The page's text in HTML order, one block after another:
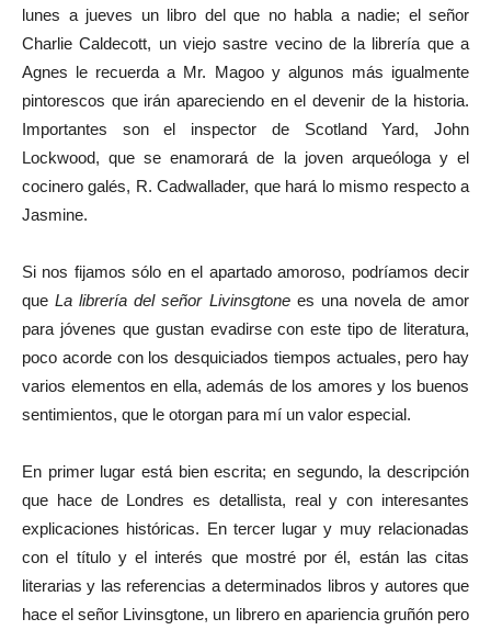
lunes a jueves un libro del que no habla a nadie; el señor
Charlie Caldecott, un viejo sastre vecino de la librería que a
Agnes le recuerda a Mr. Magoo y algunos más igualmente
pintorescos que irán apareciendo en el devenir de la historia.
Importantes son el inspector de Scotland Yard, John
Lockwood, que se enamorará de la joven arqueóloga y el
cocinero galés, R. Cadwallader, que hará lo mismo respecto a
Jasmine.
Si nos fijamos sólo en el apartado amoroso, podríamos decir
queLa librería del señor Livinsgtonees una novela de amor
para jóvenes que gustan evadirse con este tipo de literatura,
poco acorde con los desquiciados tiempos actuales, pero hay
varios elementos en ella, además de los amores y los buenos
sentimientos, que le otorgan para mí un valor especial.
En primer lugar está bien escrita; en segundo, la descripción
que hace de Londres es detallista, real y con interesantes
explicaciones históricas. En tercer lugar y muy relacionadas
con el título y el interés que mostré por él, están las citas
literarias y las referencias a determinados libros y autores que
hace el señor Livinsgtone, un librero en apariencia gruñón pero